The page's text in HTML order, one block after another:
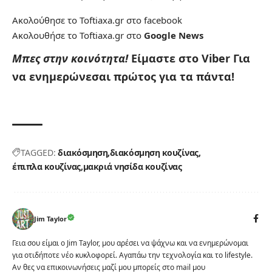
Ακολούθησε το Toftiaxa.gr στο facebook
Ακολουθήσε το Toftiaxa.gr στο Google News
Μπες στην κοινότητα! Είμαστε στο Viber Για
να ενημερώνεσαι πρώτος για τα πάντα!
TAGGED: διακόσμησηδιακόσμηση κουζίνας
έπιπλα κουζίνας μακριά νησίδα κουζίνας
Jim Taylor
Γεια σου είμαι ο Jim Taylor, μου αρέσει να ψάχνω και να ενημερώνομαι
για οτιδήποτε νέο κυκλοφορεί. Αγαπάω την τεχνολογία και το lifestyle.
Αν θες να επικοινωνήσεις μαζί μου μπορείς στο mail μου